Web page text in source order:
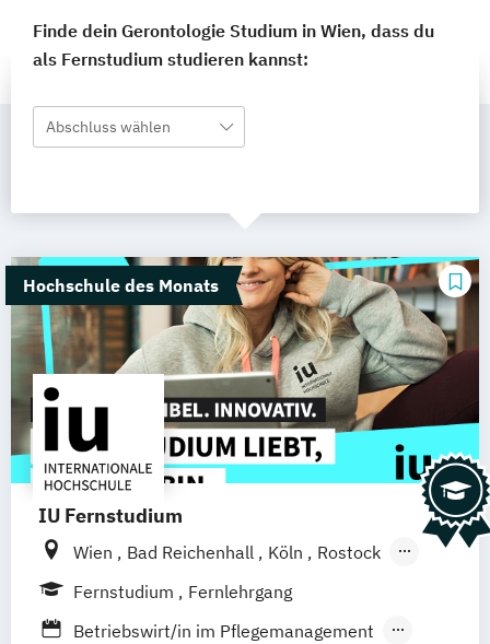
Finde dein Gerontologie Studium in Wien, dass du
als Fernstudium studieren kannst:
Abschluss wählen
Hochschule des Monats
IU Fernstudium
Wien Bad Reichenhall Köln
Rostock
Freiburg
Frankfurt am Main
Fernstudium
Fernlehrgang
Betriebswirt/in im Pflegemanagement